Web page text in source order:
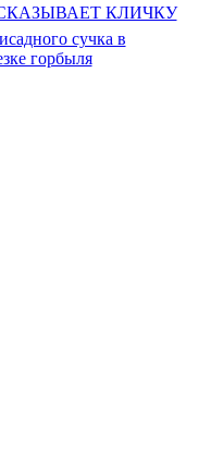
КЛИЧКУ
сучка в
горбыля